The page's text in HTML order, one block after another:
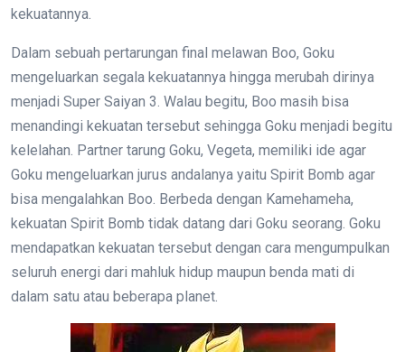
kekuatannya.
Dalam sebuah pertarungan final melawan Boo, Goku
mengeluarkan segala kekuatannya hingga merubah dirinya
menjadi Super Saiyan 3. Walau begitu, Boo masih bisa
menandingi kekuatan tersebut sehingga Goku menjadi begitu
kelelahan. Partner tarung Goku, Vegeta, memiliki ide agar
Goku mengeluarkan jurus andalanya yaitu Spirit Bomb agar
bisa mengalahkan Boo. Berbeda dengan Kamehameha,
kekuatan Spirit Bomb tidak datang dari Goku seorang. Goku
mendapatkan kekuatan tersebut dengan cara mengumpulkan
seluruh energi dari mahluk hidup maupun benda mati di
dalam satu atau beberapa planet.